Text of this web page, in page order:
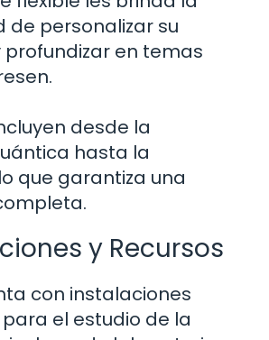
de personalizar su
en temas
desde la
hasta la
que garantiza una
y Recursos
con instalaciones
el estudio de la